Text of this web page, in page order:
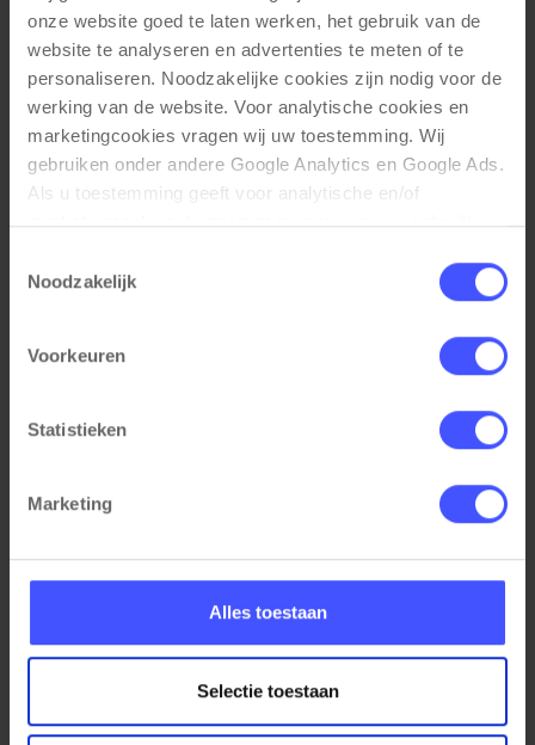
onze website goed te laten werken, het gebruik van de
website te analyseren en advertenties te meten of te
personaliseren. Noodzakelijke cookies zijn nodig voor de
werking van de website. Voor analytische cookies en
marketingcookies vragen wij uw toestemming. Wij
gebruiken onder andere Google Analytics en Google Ads.
Als u toestemming geeft voor analytische en/of
marketingcookies, kunnen gegevens over uw gebruik
analyse, advertentiemeting, remarketing en
campagneoptimalisatie. Meer informatie vindt u in onze
privacyverklaring en cookieverklaring op onze website.
Daar leest u ook hoe Google gegevens verwerkt wanneer
toestemming op elk moment wijzigen of intrekken via de
Noodzakelijk
Voorkeuren
Statistieken
Marketing
Alles toestaan
Selectie toestaan
Bekijk product
Inbouw stroompunt PLUX04 voorgemonteerd in
een rechthoekig- of hoekbureau
€ 37,50
Bekijk product
Inbouw stroompunt PLUX06 voorgemonteerd in